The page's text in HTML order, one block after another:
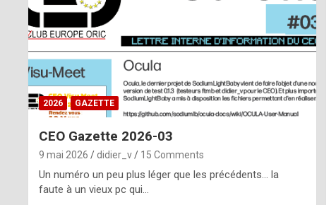
ff
2026 GAZETTE
CEO Gazette 2026-03
9 mai 2026 didier_v 15 Comments
Un numéro un peu plus léger que les précédents… la
faute à un vieux pc qui…